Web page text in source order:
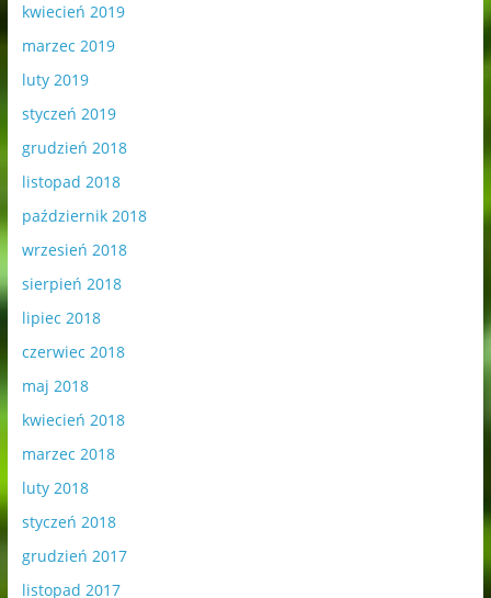
kwiecień 2019
marzec 2019
luty 2019
styczeń 2019
grudzień 2018
listopad 2018
październik 2018
wrzesień 2018
sierpień 2018
lipiec 2018
czerwiec 2018
maj 2018
kwiecień 2018
marzec 2018
luty 2018
styczeń 2018
grudzień 2017
listopad 2017